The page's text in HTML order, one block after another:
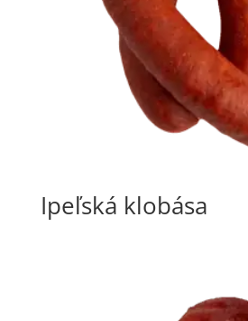
Ipeľská klobása